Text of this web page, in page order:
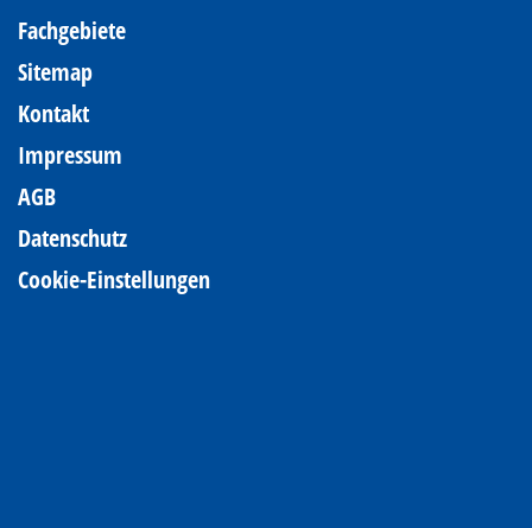
Fachgebiete
Sitemap
Kontakt
Impressum
AGB
Datenschutz
Cookie-Einstellungen